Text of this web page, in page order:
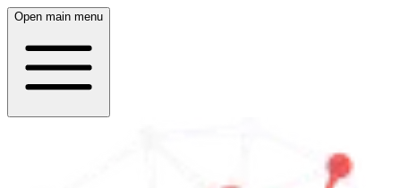
Open main menu